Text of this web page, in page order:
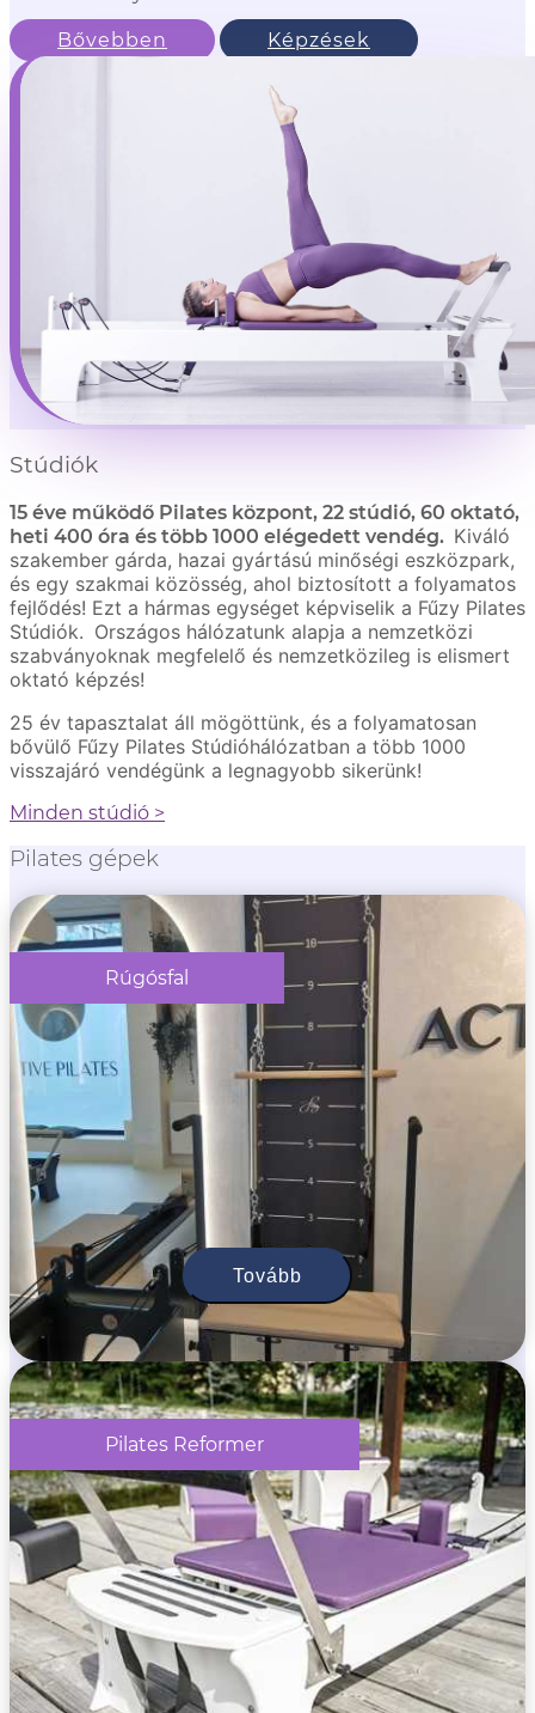
Bővebben Képzések
Stúdiók
15 éve működő Pilates központ, 22 stúdió, 60 oktató,
heti 400 óra és több 1000 elégedett vendég. Kiváló
szakember gárda, hazai gyártású minőségi eszközpark,
és egy szakmai közösség, ahol biztosított a folyamatos
fejlődés! Ezt a hármas egységet képviselik a Fűzy Pilates
Stúdiók. Országos hálózatunk alapja a nemzetközi
szabványoknak megfelelő és nemzetközileg is elismert
oktató képzés!
25 év tapasztalat áll mögöttünk, és a folyamatosan
bővülő Fűzy Pilates Stúdióhálózatban a több 1000
visszajáró vendégünk a legnagyobb sikerünk!
Minden stúdió >
Pilates gépek
Rúgósfal
Tovább
Pilates Reformer